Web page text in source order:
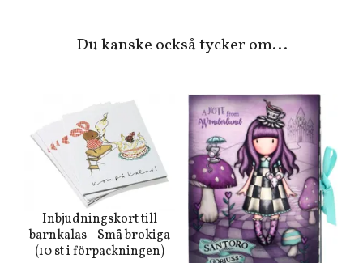
Inbjudningskort till
barnkalas - Små brokiga
(10 st i förpackningen)